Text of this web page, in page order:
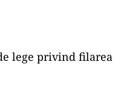
lege privind filarea